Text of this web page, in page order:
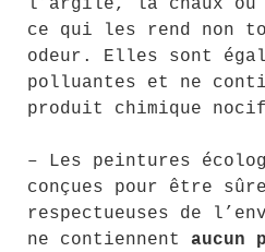
ce qui les rend non
odeur. Elles sont
polluantes et ne
produit chimique
– Les peintures
conçues pour être
respectueuses de
ne contiennent aucun